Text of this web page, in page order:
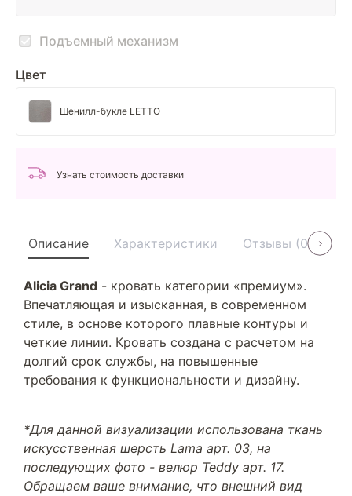
Подъемный механизм
Цвет
Шенилл-букле LETTO
Узнать стоимость доставки
Описание Характеристики Отзывы (0)
Alicia Grand - кровать категории «премиум».
Впечатляющая и изысканная, в современном
стиле, в основе которого плавные контуры и
четкие линии. Кровать создана с расчетом на
долгий срок службы, на повышенные
требования к функциональности и дизайну.
*Для данной визуализации использована ткань
искусственная шерсть Lama арт. 03, на
последующих фото - велюр Teddy арт. 17.
Обращаем ваше внимание, что внешний вид